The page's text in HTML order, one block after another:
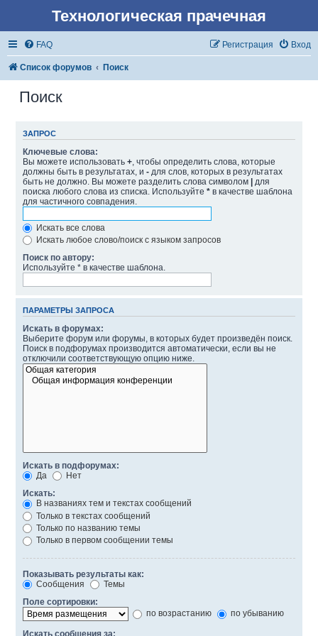
Технологическая прачечная
FAQ Вход
Регистрация
Список форумов Поиск
Поиск
ЗАПРОС
Ключевые слова:
Вы можете использовать +, чтобы определить слова, которые
должны быть в результатах, и -для слов, которых в результатах
быть не должно. Вы можете разделить слова символом |для
поиска любого слова из списка. Используйте *в качестве шаблона
для частичного совпадения.
Искать все слова
Искать любое слово/поиск с языком запросов
Поиск по автору:
Используйте * в качестве шаблона.
ПАРАМЕТРЫ ЗАПРОСА
Искать в форумах:
Выберите форум или форумы, в которых будет произведён поиск.
Поиск в подфорумах производится автоматически, если вы не
отключили соответствующую опцию ниже.
Искать в подфорумах:
Да
Нет
Искать:
В названиях тем и текстах сообщений
Только в текстах сообщений
Только по названию темы
Только в первом сообщении темы
Показывать результаты как:
Сообщения
Темы
Поле сортировки:
по возрастанию
по убыванию
Искать сообщения за: